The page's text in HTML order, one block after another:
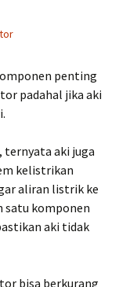
penting
padahal jika aki
ternyata aki juga
kelistrikan
aliran listrik ke
satu komponen
aki tidak
bisa berkurang